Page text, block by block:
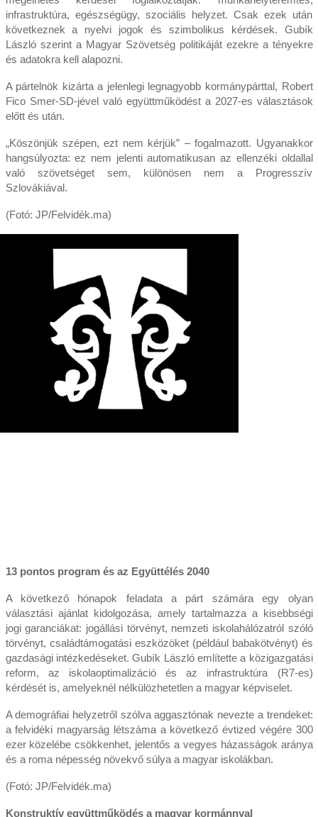
infrastruktúra, egészségügy, szociális helyzet. Csak ezek után
következnek a nyelvi jogok és szimbolikus kérdések. Gubík
László szerint a Magyar Szövetség politikáját ezekre a tényekre
és adatokra kell alapozni.
A pártelnök kizárta a jelenlegi legnagyobb kormánypárttal, Robert
Fico Smer-SD-jével való együttműködést a 2027-es választások
előtt és után.
„Köszönjük szépen, ezt nem kérjük” – fogalmazott. Ugyanakkor
hangsúlyozta: ez nem jelenti automatikusan az ellenzéki oldallal
való szövetséget sem, különösen nem a Progresszív
Szlovákiával.
(Fotó: JP/Felvidék.ma)
13 pontos program és az Együttélés 2040
A következő hónapok feladata a párt számára egy olyan
választási ajánlat kidolgozása, amely tartalmazza a kisebbségi
jogi garanciákat: jogállási törvényt, nemzeti iskolahálózatról szóló
törvényt, családtámogatási eszközöket (például babakötvényt) és
gazdasági intézkedéseket. Gubík László említette a közigazgatási
reform, az iskolaoptimalizáció és az infrastruktúra (R7-es)
kérdését is, amelyeknél nélkülözhetetlen a magyar képviselet.
A demográfiai helyzetről szólva aggasztónak nevezte a trendeket:
a felvidéki magyarság létszáma a következő évtized végére 300
ezer közelébe csökkenhet, jelentős a vegyes házasságok aránya
és a roma népesség növekvő súlya a magyar iskolákban.
(Fotó: JP/Felvidék.ma)
Konstruktív együttműködés a magyar kormánnyal